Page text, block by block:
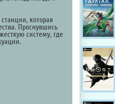
которая
Проснувшись
систему, где